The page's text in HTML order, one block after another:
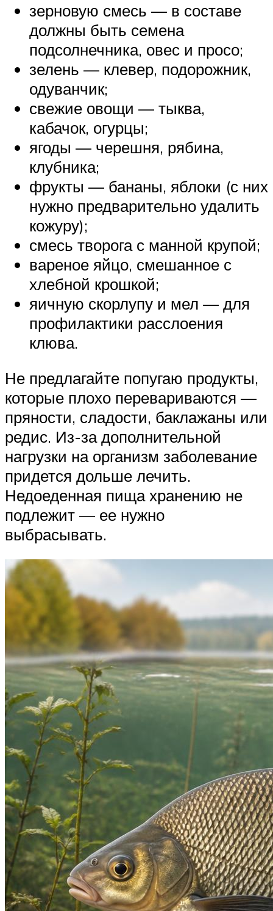
зерновую смесь — в составе
должны быть семена
подсолнечника, овес и просо;
зелень — клевер, подорожник,
одуванчик;
свежие овощи — тыква,
кабачок, огурцы;
ягоды — черешня, рябина,
клубника;
фрукты — бананы, яблоки (с них
нужно предварительно удалить
кожуру);
смесь творога с манной крупой;
вареное яйцо, смешанное с
хлебной крошкой;
яичную скорлупу и мел — для
профилактики расслоения
клюва.
Не предлагайте попугаю продукты,
которые плохо перевариваются —
пряности, сладости, баклажаны или
редис. Из-за дополнительной
нагрузки на организм заболевание
придется дольше лечить.
Недоеденная пища хранению не
подлежит — ее нужно
выбрасывать.